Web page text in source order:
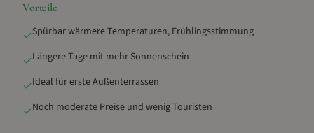
Vorteile
✓Spürbar wärmere Temperaturen, Frühlingsstimmung
✓Längere Tage mit mehr Sonnenschein
✓Ideal für erste Außenterrassen
✓Noch moderate Preise und wenig Touristen